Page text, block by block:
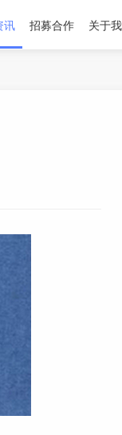
讯 招募合作 关于